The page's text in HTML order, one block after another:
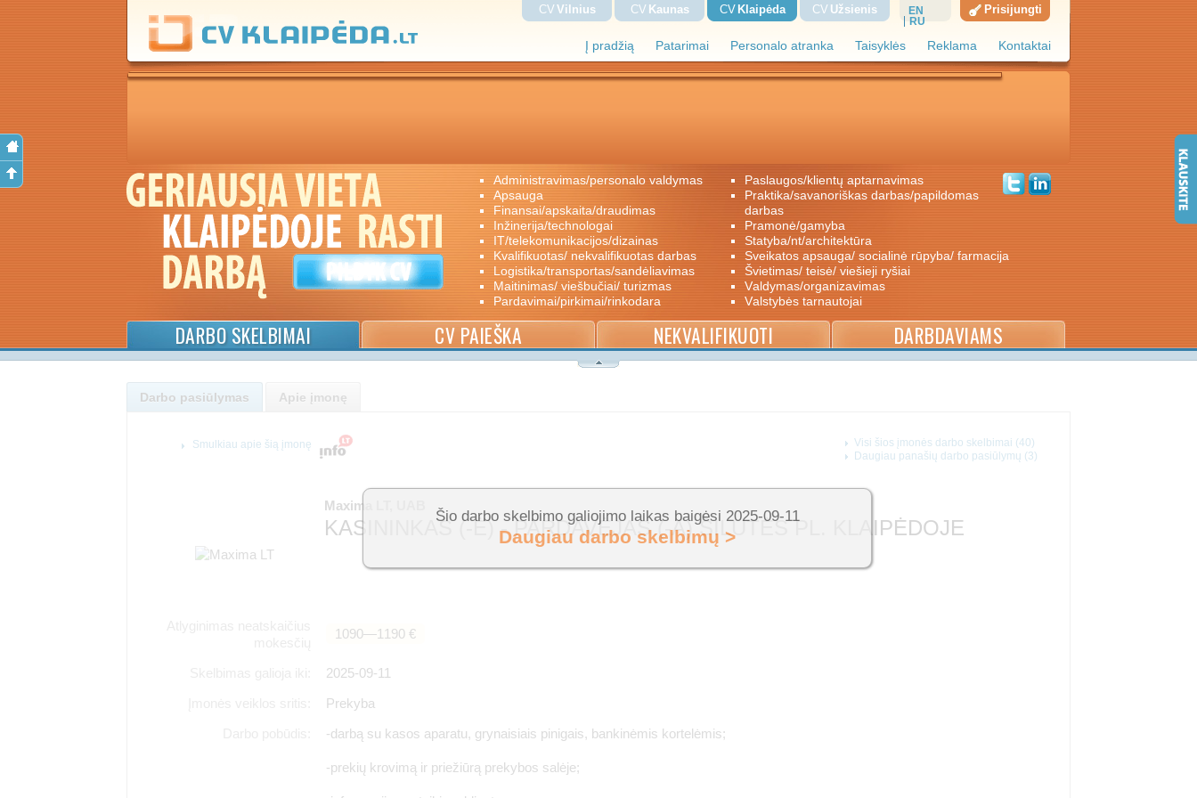
Į pradžią Patarimai Personalo atranka Taisyklės Reklama Kontaktai
CV Vilnius CV Kaunas CV Klaipėda CV Užsienis
EN
RU
Prisijungti
administravimas/personalo valdymas
apsauga
finansai/apskaita/draudimas
inžinerija/technologai
IT/telekomunikacijos/dizainas
kvalifikuotas/ nekvalifikuotas darbas
logistika/transportas/sandėliavimas
maitinimas/ viešbučiai/ turizmas
pardavimai/pirkimai/rinkodara
paslaugos/klientų aptarnavimas
praktika/savanoriškas darbas/papildomas
darbas
pramonė/gamyba
statyba/nt/architektūra
sveikatos apsauga/ socialinė rūpyba/ farmacija
švietimas/ teisė/ viešieji ryšiai
valdymas/organizavimas
valstybės tarnautojai
DARBO SKELBIMAI CV PAIEŠKA NEKVALIFIKUOTI DARBDAVIAMS
Darbo pasiūlymas Apie įmonę
Maxima LT, UAB
KASININKAS (-Ė) - PARDAVĖJAS (-A) ŠILUTĖS PL. KLAIPĖDOJE
1090―1190 €
2025-09-11
Prekyba
-darbą su kasos aparatu, grynaisiais pinigais, bankinėmis kortelėmis;
-prekių krovimą ir priežiūrą prekybos salėje;
Visi šios įmonės darbo skelbimai (40)
Daugiau panašių darbo pasiūlymų (3)
Smulkiau apie šią įmonę
Šio darbo skelbimo galiojimo laikas baigėsi 2025-09-11
Daugiau darbo skelbimų >